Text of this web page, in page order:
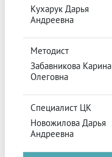
Кухарук Дарья
Андреевна
Методист
Забавникова Карина
Олеговна
Специалист ЦК
Новожилова Дарья
Андреевна